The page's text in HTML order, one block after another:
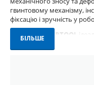
гвинтовому механізму,
фіксацію і зручність у
Тиски відINTERTOOL
майстерень і побутового
TOPTUL— оптимальне
БІЛЬШЕ